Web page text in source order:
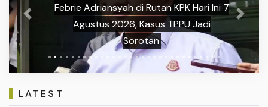
Febrie Adriansyah di Rutan KPK Hari Ini 7
Agustus 2026, Kasus TPPU Jadi
Sorotan
Previous Next
LATEST